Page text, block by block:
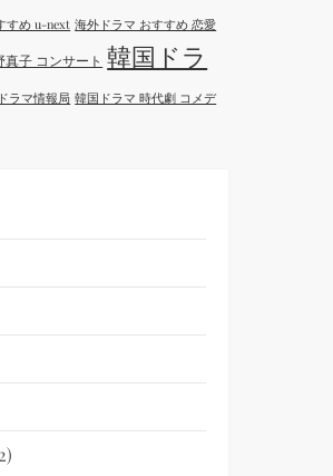
すめ u-next 海外ドラマ おすすめ 恋愛
真子 コンサート 韓国ドラ
ラマ情報局 韓国ドラマ 時代劇 コメデ